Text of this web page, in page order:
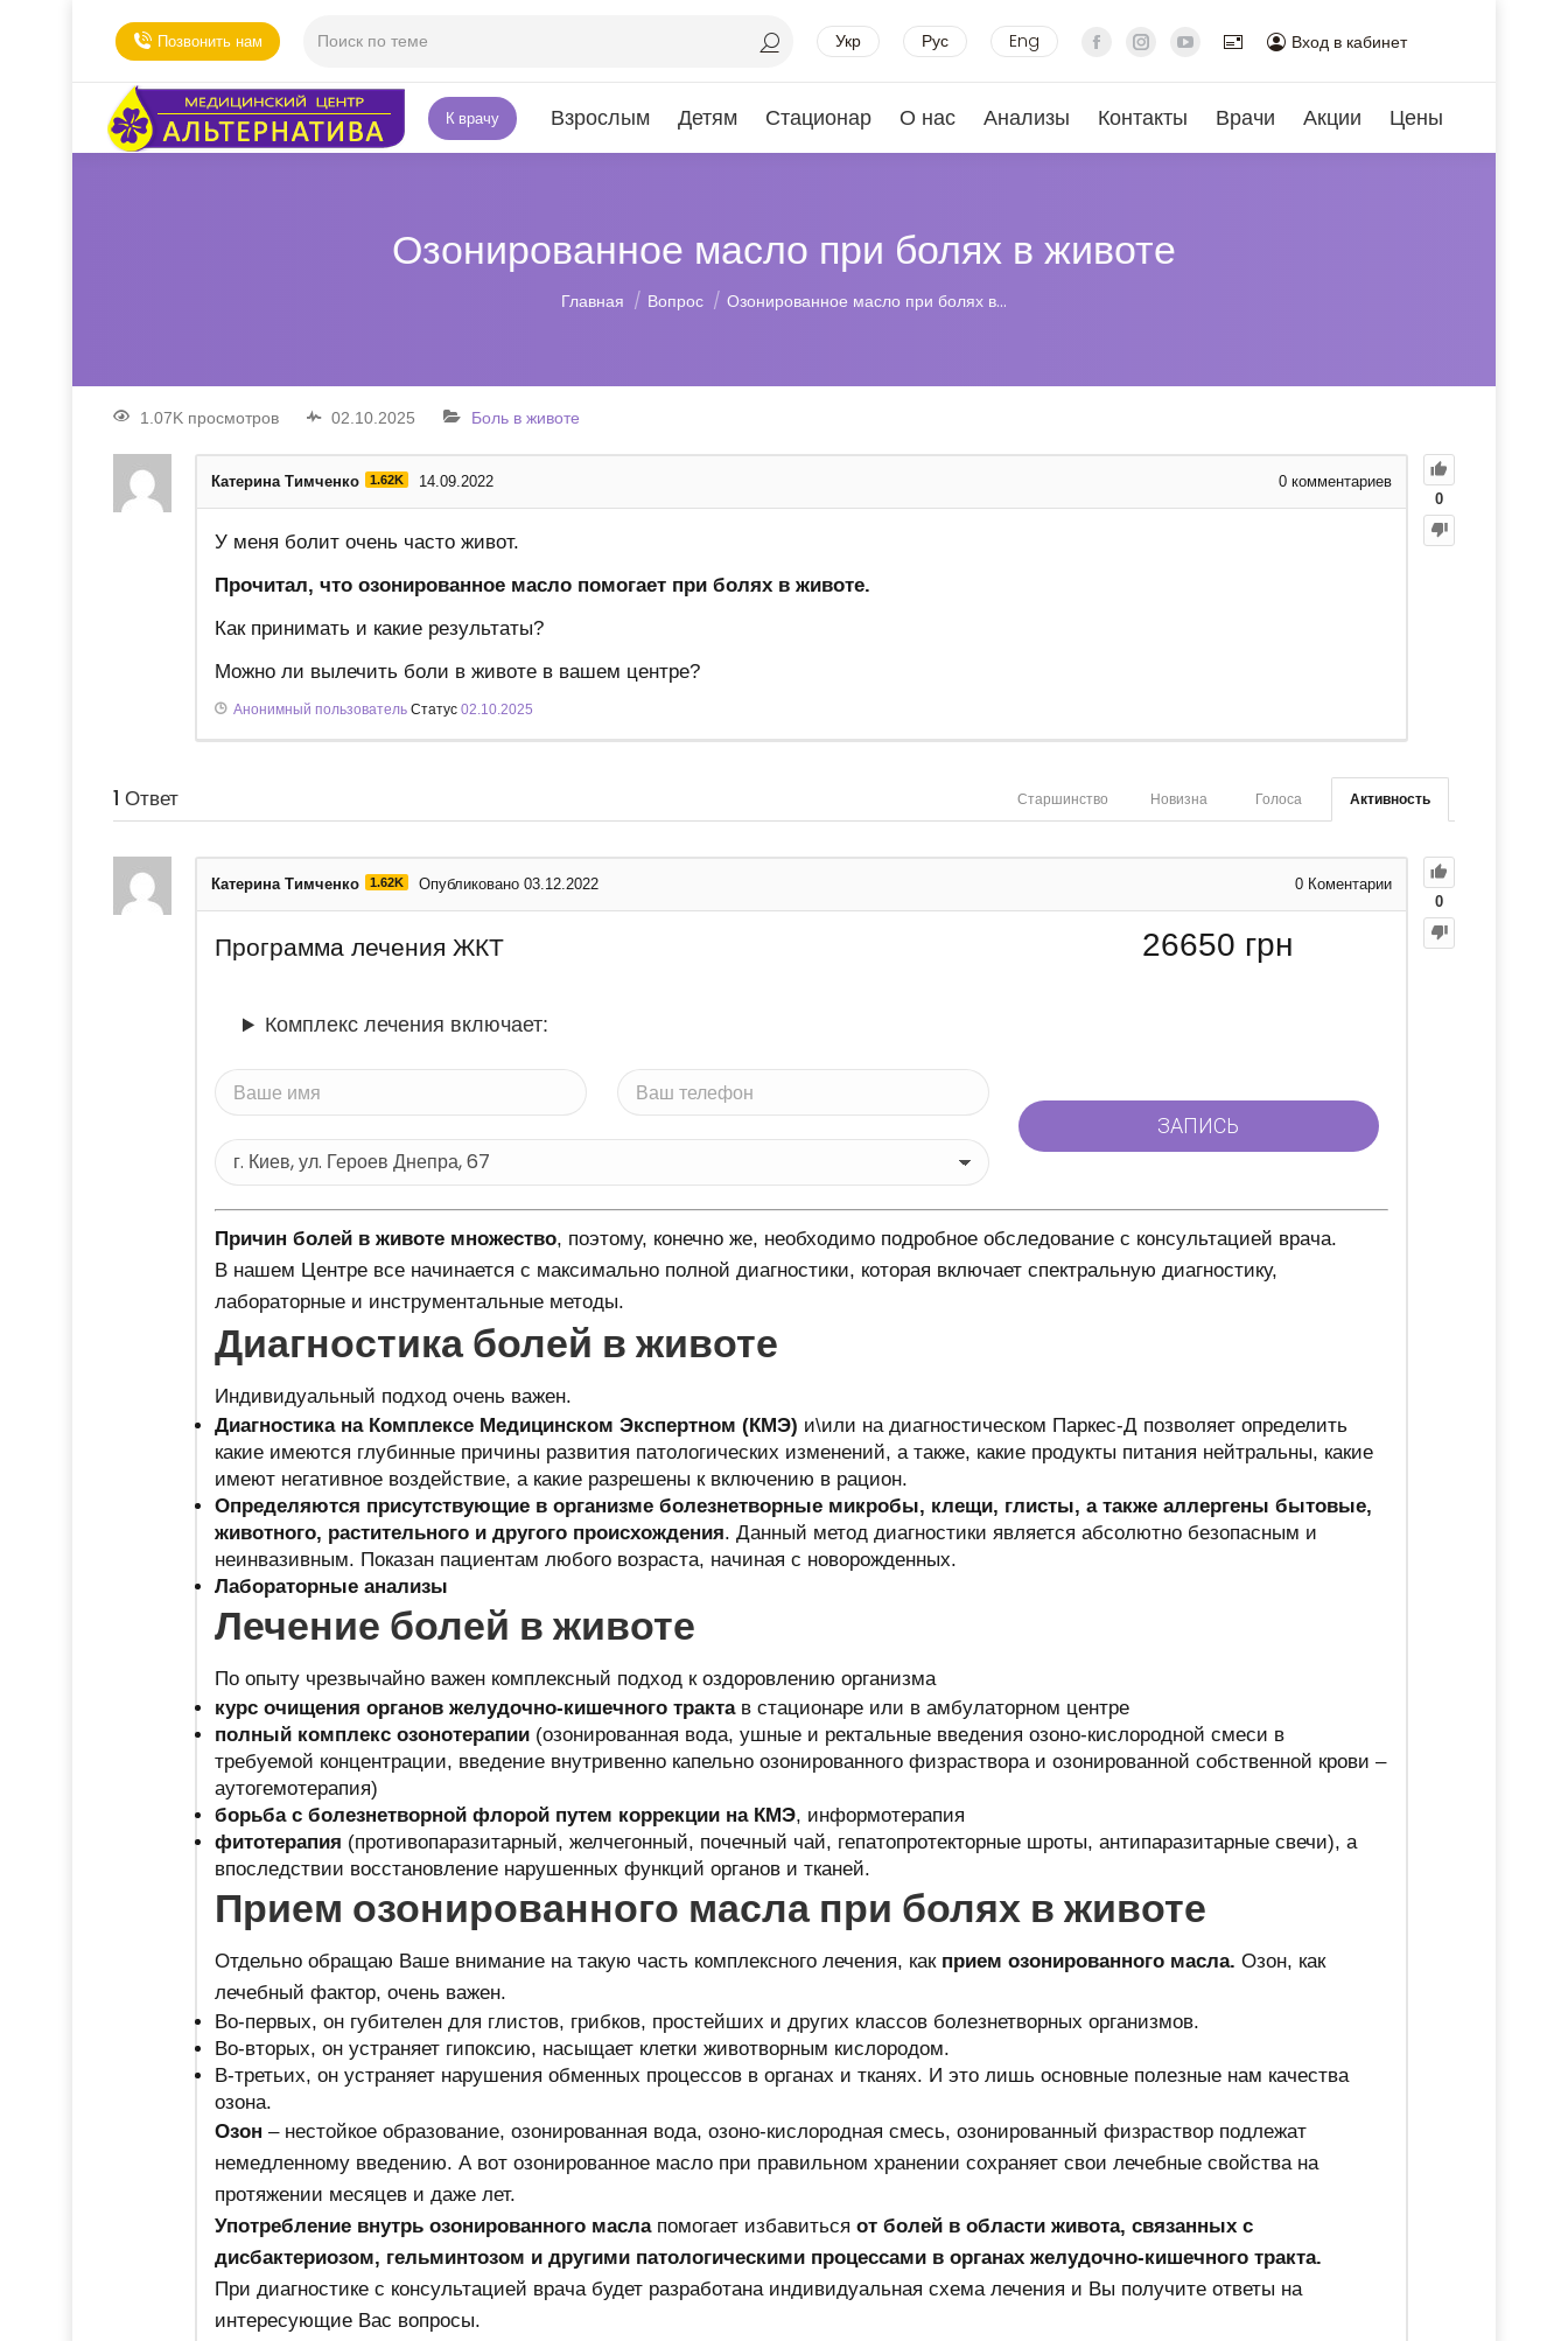
Позвонить нам Укр Рус Eng Вход в кабинет
Взрослым Детям Стационар О нас Анализы Контакты Врачи Акции Цены
К врачу
Озонированное масло при болях в животе
Вы здесь:
Главная Вопрос Озонированное масло при болях в…
1.07K просмотров 02.10.2025 Боль в животе
0
Катерина Тимченко 1.62K 14.09.2022 0 комментариев
У меня болит очень часто живот.
Прочитал, что озонированное масло помогает при болях в животе.
Как принимать и какие результаты?
Можно ли вылечить боли в животе в вашем центре?
Анонимный пользователь Статус 02.10.2025
1 Ответ Активность
Голоса
Новизна
Старшинство
0
Катерина Тимченко 1.62K Опубликовано 03.12.2022 0 Коментарии
Программа лечения ЖКТ 26650 грн
Комплекс лечения включает:
Причин болей в животе множество, поэтому, конечно же, необходимо подробное обследование с консультацией врача.
В нашем Центре все начинается с максимально полной диагностики, которая включает спектральную диагностику,
лабораторные и инструментальные методы.
Диагностика болей в животе
Индивидуальный подход очень важен.
Диагностика на Комплексе Медицинском Экспертном (КМЭ) и\или на диагностическом Паркес-Д позволяет определить
какие имеются глубинные причины развития патологических изменений, а также, какие продукты питания нейтральны, какие
имеют негативное воздействие, а какие разрешены к включению в рацион.
Определяются присутствующие в организме болезнетворные микробы, клещи, глисты, а также аллергены бытовые,
животного, растительного и другого происхождения. Данный метод диагностики является абсолютно безопасным и
неинвазивным. Показан пациентам любого возраста, начиная с новорожденных.
Лабораторные анализы
Лечение болей в животе
По опыту чрезвычайно важен комплексный подход к оздоровлению организма
курс очищения органов желудочно-кишечного трактав стационаре или в амбулаторном центре
полный комплекс озонотерапии (озонированная вода, ушные и ректальные введения озоно-кислородной смеси в
требуемой концентрации, введение внутривенно капельно озонированного физраствора и озонированной собственной крови –
аутогемотерапия)
борьба с болезнетворной флорой путем коррекции на КМЭ, информотерапия
фитотерапия (противопаразитарный, желчегонный, почечный чай, гепатопротекторные шроты, антипаразитарные свечи), а
впоследствии восстановление нарушенных функций органов и тканей.
Прием озонированного масла при болях в животе
Отдельно обращаю Ваше внимание на такую часть комплексного лечения, как прием озонированного масла. Озон, как
лечебный фактор, очень важен.
Во-первых, он губителен для глистов, грибков, простейших и других классов болезнетворных организмов.
Во-вторых, он устраняет гипоксию, насыщает клетки животворным кислородом.
В-третьих, он устраняет нарушения обменных процессов в органах и тканях. И это лишь основные полезные нам качества
озона.
Озон – нестойкое образование, озонированная вода, озоно-кислородная смесь, озонированный физраствор подлежат
немедленному введению. А вот озонированное масло при правильном хранении сохраняет свои лечебные свойства на
протяжении месяцев и даже лет.
Употребление внутрь озонированного маслапомогает избавиться от болей в области живота, связанных с
дисбактериозом, гельминтозом и другими патологическими процессами в органах желудочно-кишечного тракта.
При диагностике с консультацией врача будет разработана индивидуальная схема лечения и Вы получите ответы на
интересующие Вас вопросы.